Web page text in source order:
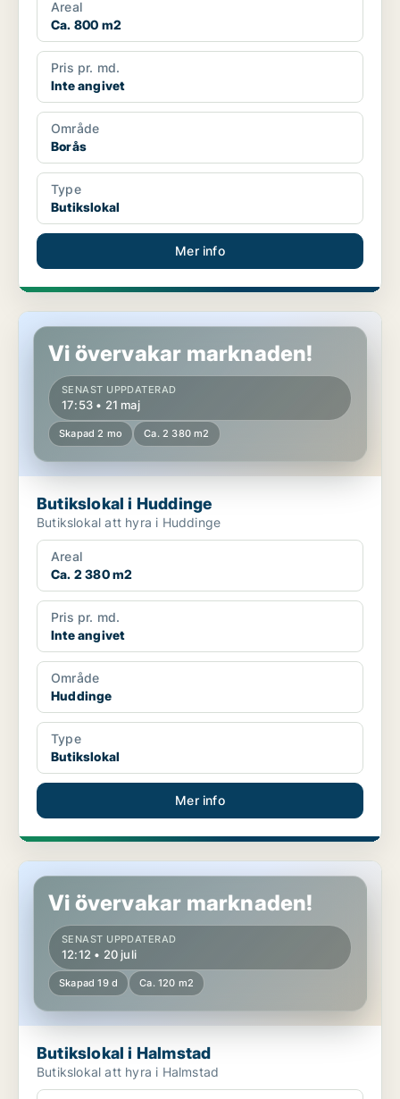
Areal
Ca. 800 m2
Pris pr. md.
Inte angivet
Område
Borås
Type
Butikslokal
Mer info
Butikslokal i Huddinge
Vi övervakar marknaden!
SENAST UPPDATERAD
17:53 • 21 maj
Skapad 2 mo Ca. 2 380 m2
Butikslokal i Huddinge
Butikslokal att hyra i Huddinge
Areal
Ca. 2 380 m2
Pris pr. md.
Inte angivet
Område
Huddinge
Type
Butikslokal
Mer info
Butikslokal i Halmstad
Vi övervakar marknaden!
SENAST UPPDATERAD
12:12 • 20 juli
Skapad 19 d Ca. 120 m2
Butikslokal i Halmstad
Butikslokal att hyra i Halmstad